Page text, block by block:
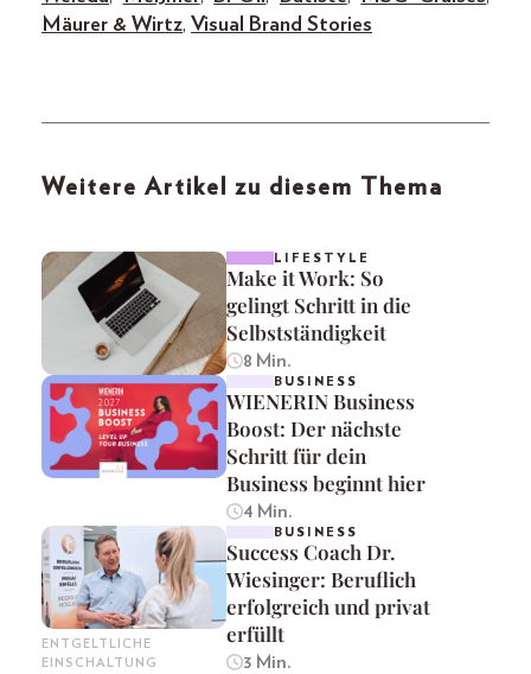
Mäurer & Wirtz, Visual Brand Stories
Weitere Artikel zu diesem Thema
LIFESTYLE
Make it Work: So
gelingt Schritt in die
Selbstständigkeit
8 Min.
BUSINESS
WIENERIN Business
Boost: Der nächste
Schritt für dein
Business beginnt hier
4 Min.
ENTGELTLICHE
EINSCHALTUNG
BUSINESS
Success Coach Dr.
Wiesinger: Beruflich
erfolgreich und privat
erfüllt
3 Min.